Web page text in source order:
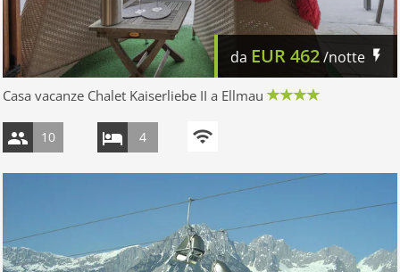
da EUR462/notte
Casa vacanze Chalet Kaiserliebe II a Ellmau
10 4